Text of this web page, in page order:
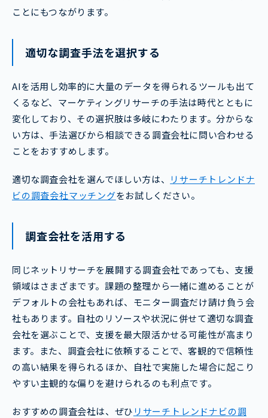
ことにもつながります。
適切な調査手法を選択する
AIを活用し効率的に大量のデータを得られるツールも出て
くるなど、マーケティングリサーチの手法は時代とともに
変化しており、その選択肢は多岐にわたります。分からな
い方は、手法選びから相談できる調査会社に問い合わせる
ことをおすすめします。
適切な調査会社を選んでほしい方は、
リサーチトレンドナ
ビの調査会社マッチングをお試しください。
調査会社を活用する
同じネットリサーチを展開する調査会社であっても、支援
領域はさまざまです。課題の整理から一緒に進めることが
デフォルトの会社もあれば、モニター調査だけ請け負う会
社もあります。自社のリソースや状況に併せて適切な調査
会社を選ぶことで、支援を最大限活かせる可能性が高まり
ます。また、調査会社に依頼することで、客観的で信頼性
の高い結果を得られるほか、自社で実施した場合に起こり
やすい主観的な偏りを避けられるのも利点です。
おすすめの調査会社は、ぜひ リサーチトレンドナビの調